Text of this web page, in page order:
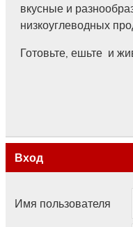
вкусные и
низкоуглеводных
Готовьте, ешьте и
Вход
Имя пользователя